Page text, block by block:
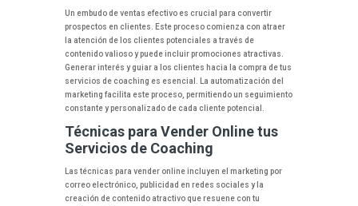
Un embudo de ventas efectivo es crucial para convertir
prospectos en clientes. Este proceso comienza con atraer
la atención de los clientes potenciales a través de
contenido valioso y puede incluir promociones atractivas.
Generar interés y guiar a los clientes hacia la compra de tus
servicios de coaching es esencial. La automatización del
marketing facilita este proceso, permitiendo un seguimiento
constante y personalizado de cada cliente potencial.
Técnicas para Vender Online tus
Servicios de Coaching
Las técnicas para vender online incluyen el marketing por
correo electrónico, publicidad en redes sociales y la
creación de contenido atractivo que resuene con tu